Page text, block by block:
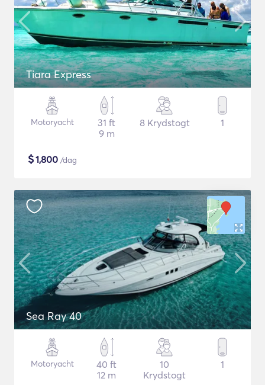
Tiara Express
Motoryacht
31 ft
9 m
8 Krydstogt 1
$1,800 /dag
Sea Ray 40
Motoryacht
40 ft
12 m
10
Krydstogt
1